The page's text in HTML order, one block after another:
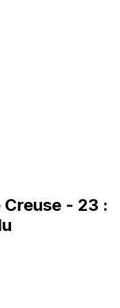
Creuse - 23 :